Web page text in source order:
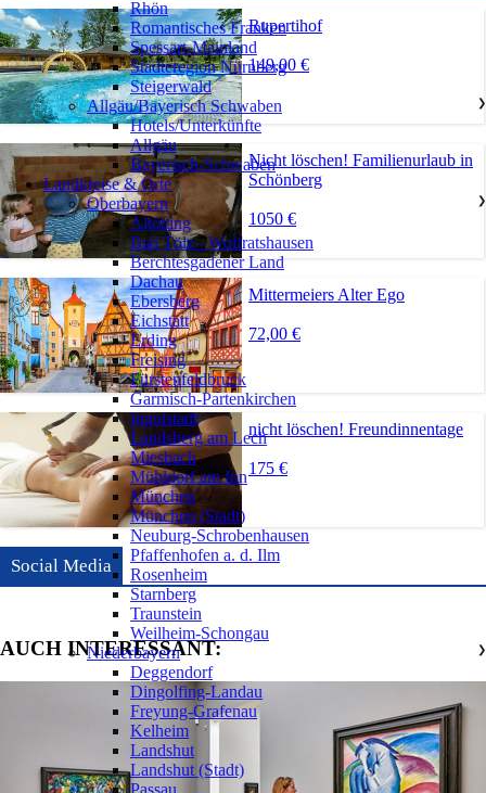
Rupertihof
149,00 €
Nicht löschen! Familienurlaub in
Schönberg
1050 €
Mittermeiers Alter Ego
72,00 €
nicht löschen! Freundinnentage
175 €
Social Media
AUCH INTERESSANT:
Rhön
Romantisches Franken
Spessart-Mainland
Städteregion Nürnberg
Steigerwald
Allgäu/Bayerisch Schwaben
❯
Hotels/Unterkünfte
Allgäu
Bayerisch-Schwaben
Landkreise & Orte
Oberbayern
❯
Altötting
Bad Tölz - Wolfratshausen
Berchtesgadener Land
Dachau
Ebersberg
Eichstätt
Erding
Freising
Fürstenfeldbruck
Garmisch-Partenkirchen
Ingolstadt
Landsberg am Lech
Miesbach
Mühldorf am Inn
München
München (Stadt)
Neuburg-Schrobenhausen
Pfaffenhofen a. d. Ilm
Rosenheim
Starnberg
Traunstein
Weilheim-Schongau
Niederbayern
❯
Deggendorf
Dingolfing-Landau
Freyung-Grafenau
Kelheim
Landshut
Landshut (Stadt)
Passau